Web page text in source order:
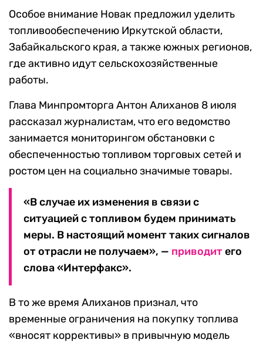
Особое внимание Новак предложил уделить
топливообеспечению Иркутской области,
Забайкальского края, а также южных регионов,
где активно идут сельскохозяйственные
работы.
Глава Минпромторга Антон Алиханов 8 июля
рассказал журналистам, что его ведомство
занимается мониторингом обстановки с
обеспеченностью топливом торговых сетей и
ростом цен на социально значимые товары.
«В случае их изменения в связи с
ситуацией с топливом будем принимать
меры. В настоящий момент таких сигналов
от отрасли не получаем», — приводитего
слова «Интерфакс».
В то же время Алиханов признал, что
временные ограничения на покупку топлива
«вносят коррективы» в привычную модель